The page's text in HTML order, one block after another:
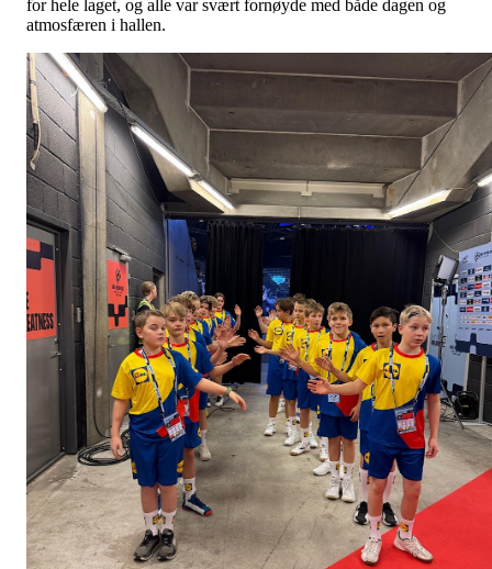
for hele laget, og alle var svært fornøyde med både dagen og
atmosfæren i hallen.